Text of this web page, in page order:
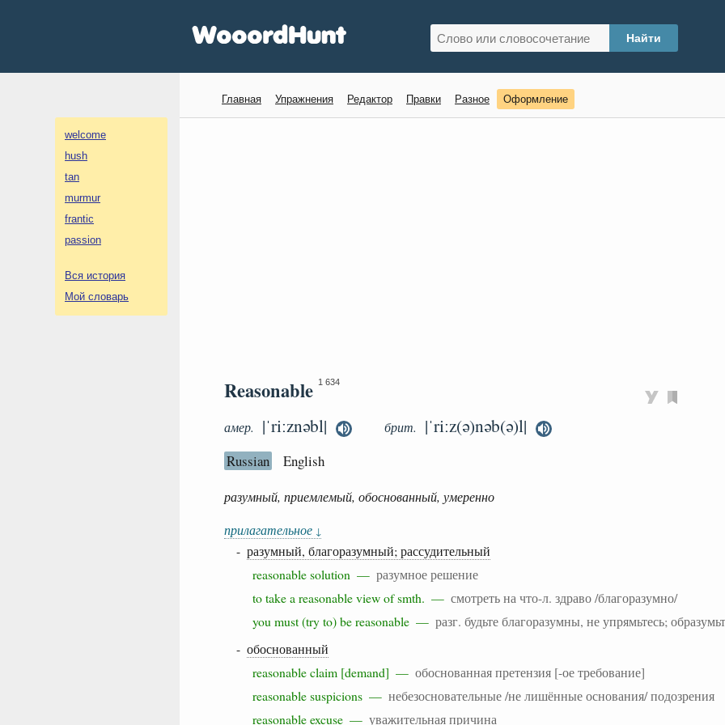
welcome
hush
tan
murmur
frantic
passion
Вся история
Мой словарь
Главная Упражнения Редактор Правки Разное Оформление
Reasonable 1 634
амер. |ˈriːznəbl| брит. |ˈriːz(ə)nəb(ə)l|
Russian English
разумный, приемлемый, обоснованный, умеренно
прилагательное ↓
- разумный, благоразумный; рассудительный
reasonable solution — разумное решение
to take a reasonable view of smth. — смотреть на что-л. здраво /благоразумно/
you must (try to) be reasonable — разг. будьте благоразумны, не упрямьтесь;
- обоснованный
reasonable claim [demand] — обоснованная претензия [-ое требование]
reasonable suspicions — небезосновательные /не лишённые основания/ подозрения
reasonable excuse — уважительная причина